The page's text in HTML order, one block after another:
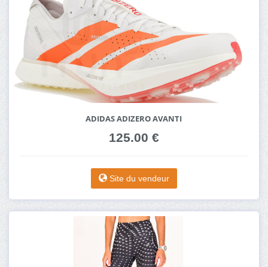
ADIDAS ADIZERO AVANTI
125.00 €
Site du vendeur